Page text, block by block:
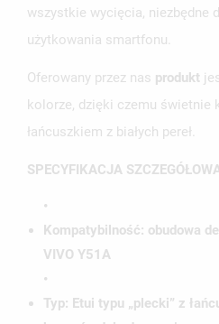
wszystkie wycięcia, niezbędne
użytkowania smartfonu.
Oferowany przez nas produkt
kolorze, dzięki czemu świetnie
łańcuszkiem z białych pereł.
SPECYFIKACJA
•
Kompatybilność: obudowa
VIVO Y51A
•
Typ: Etui typu „plecki” z
MOJE LISTY ŻYCZEŃ
NAZWA LISTY ŻYCZEŃ
ANULUJ
MUSISZ BYĆ ZALOGOWANY BY
SWOJEJ LIŚCIE ŻYCZEŃ.
ANULUJ